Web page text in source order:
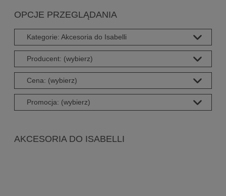
OPCJE PRZEGLĄDANIA
Kategorie: Akcesoria do Isabelli
Producent: (wybierz)
Cena: (wybierz)
Promocja: (wybierz)
AKCESORIA DO ISABELLI